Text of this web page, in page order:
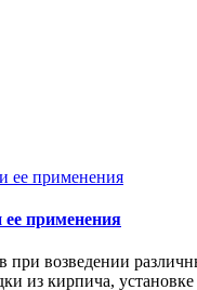
ее применения
возведении
из кирпича,